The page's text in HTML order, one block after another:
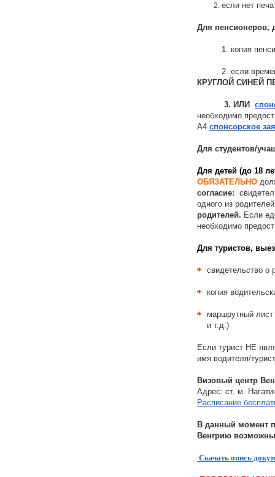
если нет
Для пенсионеров,
1. копия
2. если временно
КРУГЛОЙ СИНЕЙ
3. ИЛИ
необходимо
А4спонсорское
Для студентов/
Для детей (до 18
ОБЯЗАТЕЛЬНО
согласие:
одного из
родителей. Если
необходимо
Для туристов,
свидетельство о
копия
маршрутный лист
и т.д.)
Если турист НЕ
имя водителя/
Визовый центр
Адрес: ст. м.
Расписание
В данный момент
Венгрию
Скачать опись